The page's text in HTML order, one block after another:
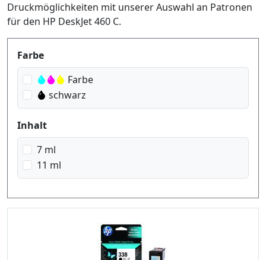
Druckmöglichkeiten mit unserer Auswahl an Patronen
für den HP DeskJet 460 C.
Produktfilter
Farbe
Farbe
schwarz
Inhalt
7 ml
11 ml